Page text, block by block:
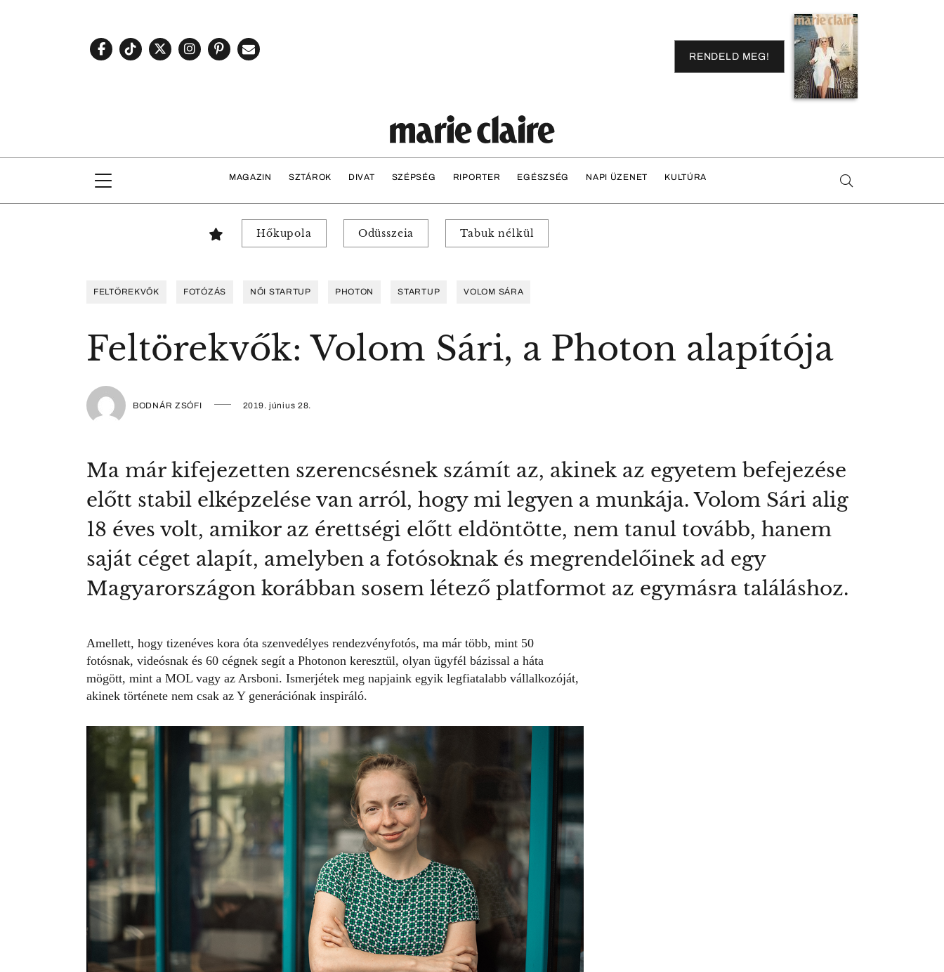
RENDELD MEG!
MAGAZIN SZTÁROK DIVAT SZÉPSÉG RIPORTER EGÉSZSÉG NAPI ÜZENET KULTÚRA
Hőkupola Odüsszeia Tabuk nélkül
FELTÖREKVŐK FOTÓZÁS NŐI STARTUP PHOTON STARTUP VOLOM SÁRA
Feltörekvők: Volom Sári, a Photon alapítója
BODNÁR ZSÓFI 2019. június 28.
Ma már kifejezetten szerencsésnek számít az, akinek az egyetem befejezése
előtt stabil elképzelése van arról, hogy mi legyen a munkája. Volom Sári alig
18 éves volt, amikor az érettségi előtt eldöntötte, nem tanul tovább, hanem
saját céget alapít, amelyben a fotósoknak és megrendelőinek ad egy
Magyarországon korábban sosem létező platformot az egymásra találáshoz.
Amellett, hogy tizenéves kora óta szenvedélyes rendezvényfotós, ma már több, mint 50
fotósnak, videósnak és 60 cégnek segít a Photonon keresztül, olyan ügyfél bázissal a háta
mögött, mint a MOL vagy az Arsboni. Ismerjétek meg napjaink egyik legfiatalabb vállalkozóját,
akinek története nem csak az Y generációnak inspiráló.